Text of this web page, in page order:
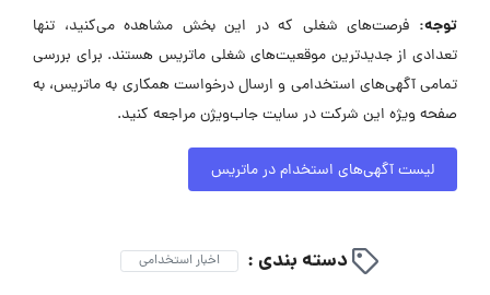
توجه: فرصت‌های شغلی که در این بخش مشاهده می‌کنید، تنها
تعدادی از جدیدترین موقعیت‌های شغلی ماتریس هستند. برای بررسی
تمامی آگهی‌های استخدامی و ارسال درخواست همکاری به ماتریس، به
صفحه ویژه این شرکت در سایت جاب‌ویژن مراجعه کنید.
لیست آگهی‌های استخدام در ماتریس
دسته بندی : اخبار استخدامی